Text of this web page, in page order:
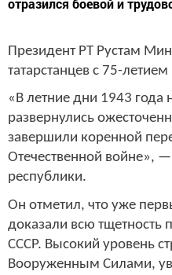
Президент РТ Рустам
татарстанцев с 75-
«В летние дни 1943 года
развернулись
завершили коренной
Отечественной войне»,
республики.
Он отметил, что уже
доказали всю тщетность
СССР. Высокий уровень
Вооруженным Силами,